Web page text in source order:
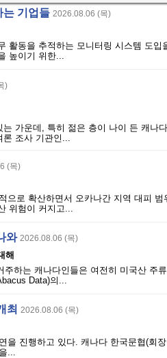
는 기업들 2026.08.06 (목)
활동을 추적하는 모니터링 시스템 도입
높이기 위한...
)
가운데, 특히 젊은 층이 나이 든 캐나
론 조사 기관인...
(목)
로 확산하면서 오카나간 지역 대피 범
위험이 커지고...
와 2026.08.06 (목)
해
하는 캐나다인들은 여전히 ​​미국산 주
Data)의...
최 2026.08.06 (목)
을 진행하고 있다. 캐나다 한국문협(회
...